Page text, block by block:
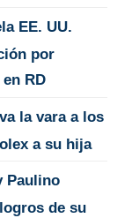
EE. UU.
por
RD
la vara a los
a su hija
Paulino
de su